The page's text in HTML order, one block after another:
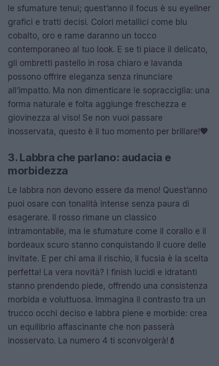
le sfumature tenui; quest’anno il focus è su eyeliner
grafici e tratti decisi. Colori metallici come blu
cobalto, oro e rame daranno un tocco
contemporaneo al tuo look. E se ti piace il delicato,
gli ombretti pastello in rosa chiaro e lavanda
possono offrire eleganza senza rinunciare
all’impatto. Ma non dimenticare le sopracciglia: una
forma naturale e folta aggiunge freschezza e
giovinezza al viso! Se non vuoi passare
inosservata, questo è il tuo momento per brillare!💖
3. Labbra che parlano: audacia e
morbidezza
Le labbra non devono essere da meno! Quest’anno
puoi osare con tonalità intense senza paura di
esagerare. Il rosso rimane un classico
intramontabile, ma le sfumature come il corallo e il
bordeaux scuro stanno conquistando il cuore delle
invitate. E per chi ama il rischio, il fucsia è la scelta
perfetta! La vera novità? I finish lucidi e idratanti
stanno prendendo piede, offrendo una consistenza
morbida e voluttuosa. Immagina il contrasto tra un
trucco occhi deciso e labbra piene e morbide: crea
un equilibrio affascinante che non passerà
inosservato. La numero 4 ti sconvolgerà! 💄